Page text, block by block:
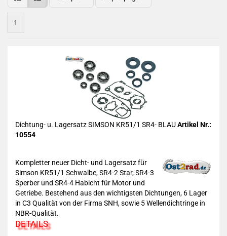
1
Dichtung- u. Lagersatz SIMSON KR51/1 SR4- BLAUArtikel Nr.:
10554
Kompletter neuer Dicht- und Lagersatz für
Simson KR51/1 Schwalbe, SR4-2 Star, SR4-3
Sperber und SR4-4 Habicht für Motor und
Getriebe. Bestehend aus den wichtigsten Dichtungen, 6 Lager
in C3 Qualität von der Firma SNH, sowie 5 Wellendichtringe in
NBR-Qualität.
DETAILS